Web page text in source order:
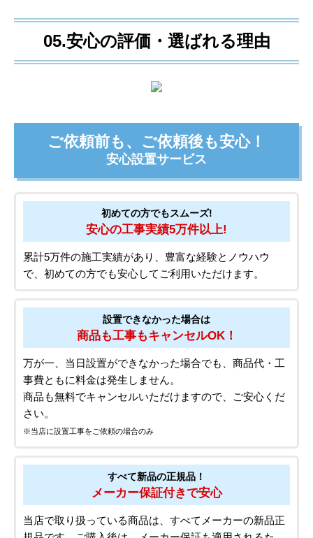
05.安心の評価・選ばれる理由
ご依頼前も、ご依頼後も安心！
安心設置サービス
初めての方でもスムーズ!
安心の工事実績5万件以上!
累計5万件の施工実績があり、豊富な経験とノウハウ
で、初めての方でも安心してご利用いただけます。
設置できなかった場合は
商品も工事もキャンセルOK！
万が一、当日設置ができなかった場合でも、商品代・工
事費ともに料金は発生しません。
商品も無料でキャンセルいただけますので、ご安心くだ
さい。
※当店に設置工事をご依頼の場合のみ
すべて新品の正規品！
メーカー保証付きで安心
当店で取り扱っている商品は、すべてメーカーの新品正